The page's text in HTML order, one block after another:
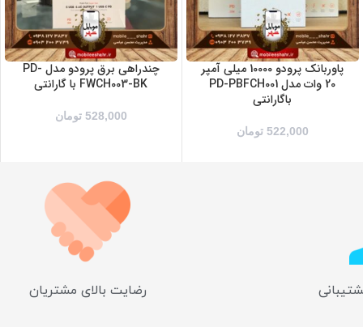
پاوربانک پرودو 10000 میلی آمپر
20 وات مدل PD-PBFCH001
باگارانتی
522,000 تومان
چندراهی برق پرودو مدل PD-
FWCH003-BK با گارانتی
528,000 تومان
رضایت بالای مشتریان